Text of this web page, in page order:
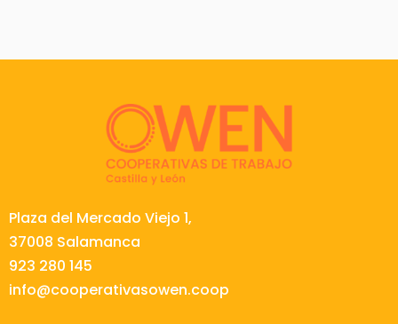
Plaza del Mercado Viejo 1,
37008 Salamanca
923 280 145
info@cooperativasowen.coop